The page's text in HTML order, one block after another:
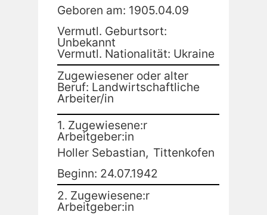
Geboren am: 1905.04.09
Vermutl. Geburtsort:
Unbekannt
Vermutl. Nationalität: Ukraine
Zugewiesener oder alter
Beruf: Landwirtschaftliche
Arbeiter/in
1. Zugewiesene:r
Arbeitgeber:in
Holler Sebastian, Tittenkofen
Beginn: 24.07.1942
2. Zugewiesene:r
Arbeitgeber:in